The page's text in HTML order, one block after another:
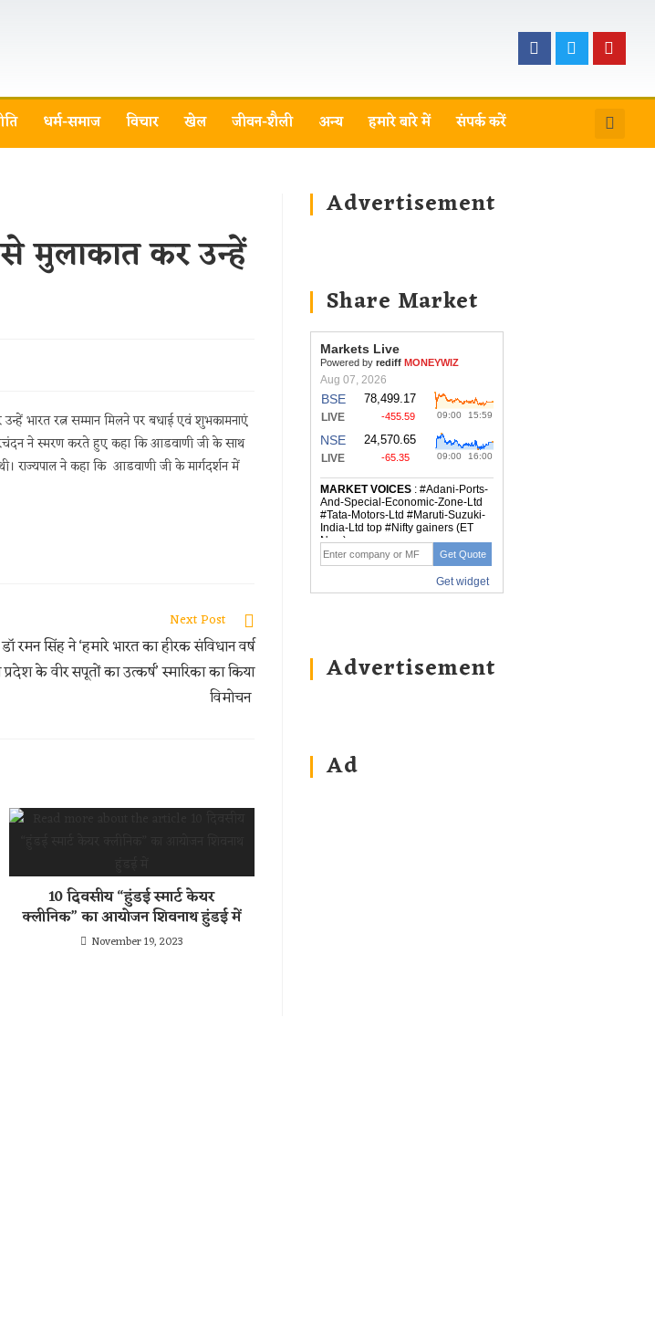
धर्म-समाज विचार खेल जीवन-शैली अन्य हमारे बारे में संपर्क करें
मुलाकात कर उन्हें
भारत रत्न सम्मान मिलने पर बधाई एवं शुभकामनाएं
ने स्मरण करते हुए कहा कि आडवाणी जी के साथ
राज्यपाल ने कहा कि आडवाणी जी के मार्गदर्शन में
Next Post
रमन सिंह ने ‘हमारे भारत का हीरक संविधान वर्ष
प्रदेश के वीर सपूतों का उत्कर्ष’ स्मारिका का किया
विमोचन
10 दिवसीय “हुंडई स्मार्ट केयर
क्लीनिक” का आयोजन शिवनाथ हुंडई में
November 19, 2023
Advertisement
Share Market
Advertisement
Ad